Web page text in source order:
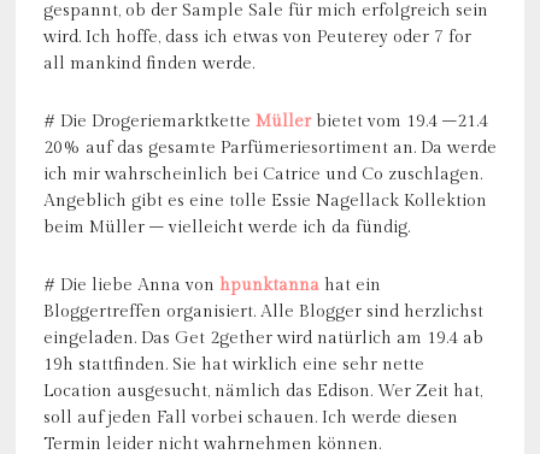
gespannt, ob der Sample Sale für mich erfolgreich sein
wird. Ich hoffe, dass ich etwas von Peuterey oder 7 for
all mankind finden werde.
# Die Drogeriemarktkette Müllerbietet vom 19.4 –21.4
20% auf das gesamte Parfümeriesortiment an. Da werde
ich mir wahrscheinlich bei Catrice und Co zuschlagen.
Angeblich gibt es eine tolle Essie Nagellack Kollektion
beim Müller – vielleicht werde ich da fündig.
# Die liebe Anna von hpunktannahat ein
Bloggertreffen organisiert. Alle Blogger sind herzlichst
eingeladen. Das Get 2gether wird natürlich am 19.4 ab
19h stattfinden. Sie hat wirklich eine sehr nette
Location ausgesucht, nämlich das Edison. Wer Zeit hat,
soll auf jeden Fall vorbei schauen. Ich werde diesen
Termin leider nicht wahrnehmen können.